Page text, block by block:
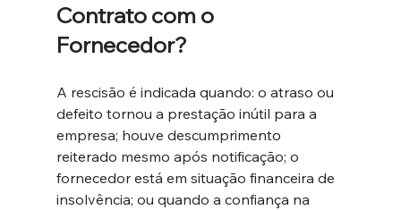
Contrato com o
Fornecedor?
A rescisão é indicada quando: o atraso ou
defeito tornou a prestação inútil para a
empresa; houve descumprimento
reiterado mesmo após notificação; o
fornecedor está em situação financeira de
insolvência; ou quando a confiança na